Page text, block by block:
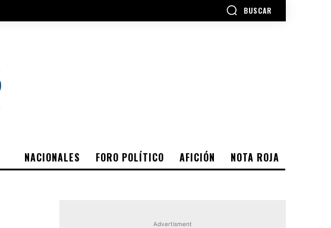
BUSCAR
NACIONALES FORO POLÍTICO AFICIÓN NOTA ROJA
Advertisment